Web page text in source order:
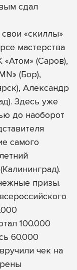
сдал
«скиллы»
мастерства
(Саров),
(Бор),
Александр
Здесь уже
до наоборот
самого
призы.
100.000
60.000
чек на